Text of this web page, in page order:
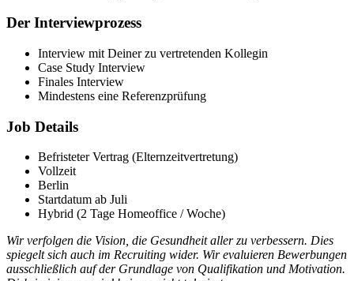
Der Interviewprozess
Interview mit Deiner zu vertretenden Kollegin
Case Study Interview
Finales Interview
Mindestens eine Referenzprüfung
Job Details
Befristeter Vertrag (Elternzeitvertretung)
Vollzeit
Berlin
Startdatum ab Juli
Hybrid (2 Tage Homeoffice / Woche)
Wir verfolgen die Vision, die Gesundheit aller zu verbessern. Dies
spiegelt sich auch im Recruiting wider. Wir evaluieren Bewerbungen
ausschließlich auf der Grundlage von Qualifikation und Motivation.